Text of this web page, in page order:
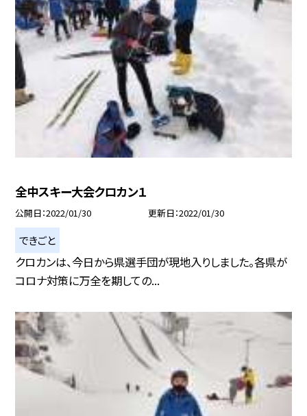
全中スキー大会クロカン１
公開日 2022/01/30 更新日 2022/01/30
できごと
クロカンは、今日から県選手団が現地入りしました。各県が
コロナ対策に万全を期しての...